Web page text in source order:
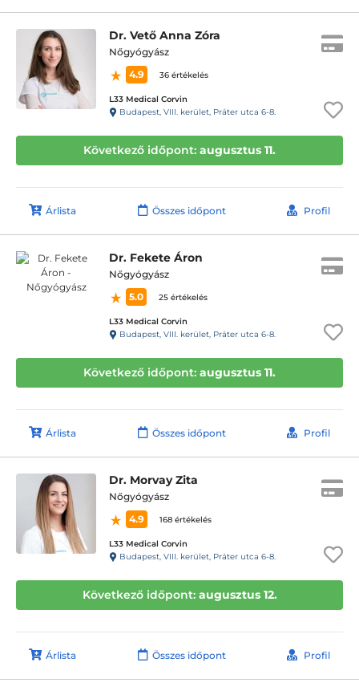
Dr. Vető Anna Zóra
Nőgyógyász
4.9
36 értékelés
L33 Medical Corvin
Budapest, VIII. kerület, Práter utca 6-8.
Következő időpont: augusztus 11.
Árlista Összes időpont Profil
Dr. Fekete Áron
Nőgyógyász
5.0
25 értékelés
L33 Medical Corvin
Budapest, VIII. kerület, Práter utca 6-8.
Következő időpont: augusztus 11.
Árlista Összes időpont Profil
Dr. Morvay Zita
Nőgyógyász
4.9
168 értékelés
L33 Medical Corvin
Budapest, VIII. kerület, Práter utca 6-8.
Következő időpont: augusztus 12.
Árlista Összes időpont Profil